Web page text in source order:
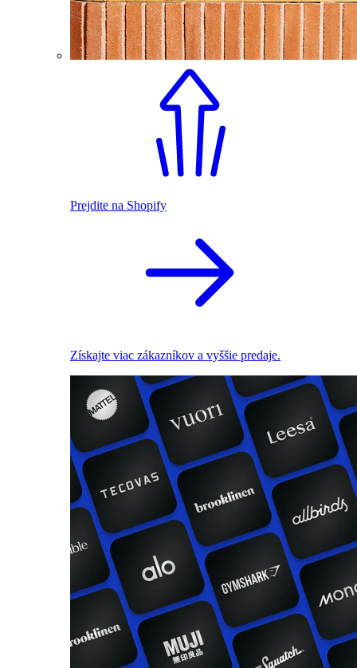
Prejdite na Shopify
Získajte viac zákazníkov a vyššie predaje.